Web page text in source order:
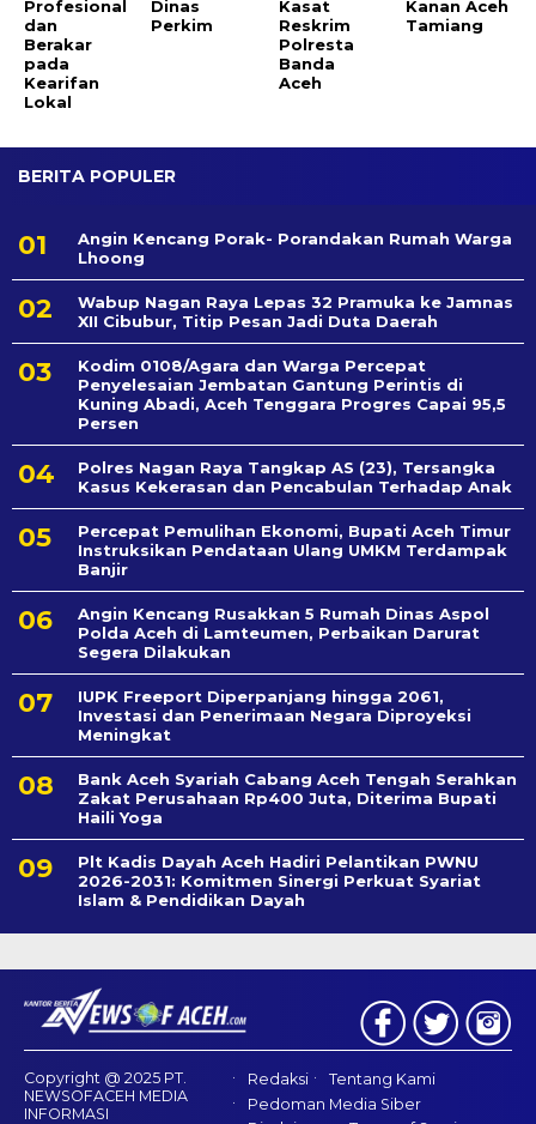
Profesional
dan
Berakar
pada
Kearifan
Lokal
Dinas
Perkim
Kasat
Reskrim
Polresta
Banda
Aceh
Kanan Aceh
Tamiang
BERITA POPULER
Angin Kencang Porak- Porandakan Rumah Warga
Lhoong
Wabup Nagan Raya Lepas 32 Pramuka ke Jamnas
XII Cibubur, Titip Pesan Jadi Duta Daerah
Kodim 0108/Agara dan Warga Percepat
Penyelesaian Jembatan Gantung Perintis di
Kuning Abadi, Aceh Tenggara Progres Capai 95,5
Persen
Polres Nagan Raya Tangkap AS (23), Tersangka
Kasus Kekerasan dan Pencabulan Terhadap Anak
Percepat Pemulihan Ekonomi, Bupati Aceh Timur
Instruksikan Pendataan Ulang UMKM Terdampak
Banjir
Angin Kencang Rusakkan 5 Rumah Dinas Aspol
Polda Aceh di Lamteumen, Perbaikan Darurat
Segera Dilakukan
IUPK Freeport Diperpanjang hingga 2061,
Investasi dan Penerimaan Negara Diproyeksi
Meningkat
Bank Aceh Syariah Cabang Aceh Tengah Serahkan
Zakat Perusahaan Rp400 Juta, Diterima Bupati
Haili Yoga
Plt Kadis Dayah Aceh Hadiri Pelantikan PWNU
2026-2031: Komitmen Sinergi Perkuat Syariat
Islam & Pendidikan Dayah
Copyright @ 2025 PT.
NEWSOFACEH MEDIA
INFORMASI
Redaksi
Tentang Kami
Pedoman Media Siber